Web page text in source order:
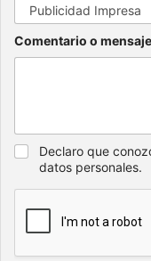
Comentario o mensaje
Declaro que
datos personales.